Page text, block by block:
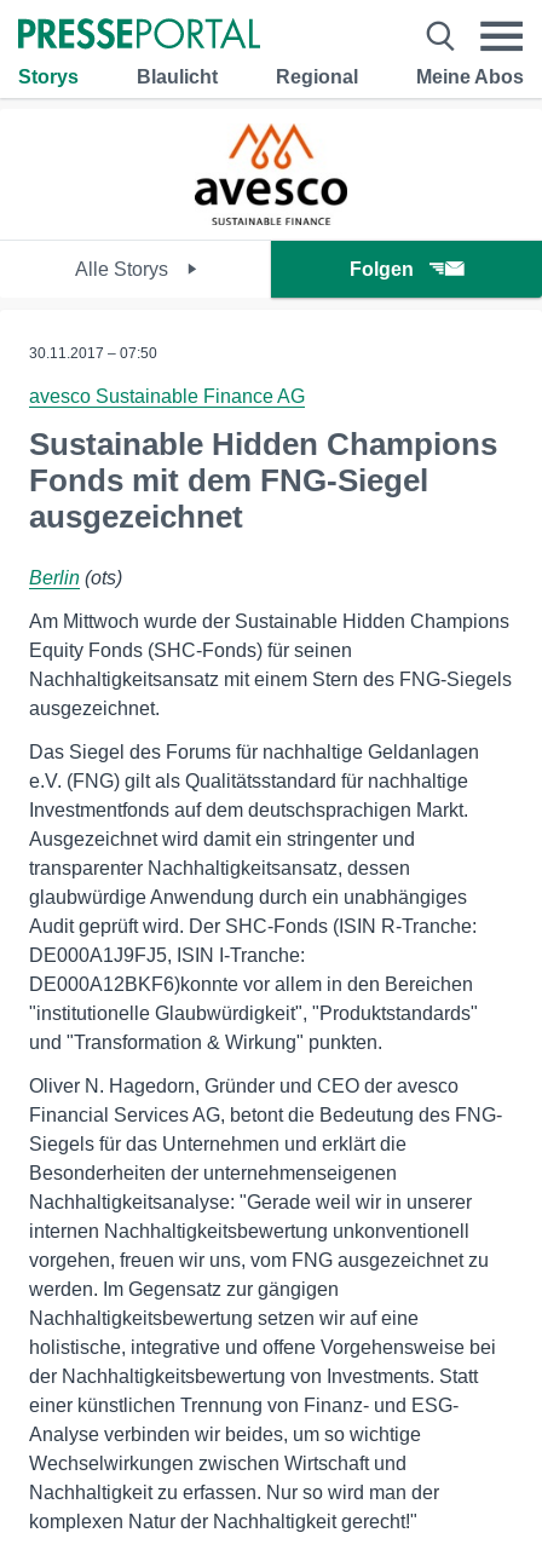
Storys Blaulicht Regional Meine Abos
Alle Storys Folgen
30.11.2017 – 07:50
avesco Sustainable Finance AG
Sustainable Hidden Champions
Fonds mit dem FNG-Siegel
ausgezeichnet
Berlin (ots)
Am Mittwoch wurde der Sustainable Hidden Champions
Equity Fonds (SHC-Fonds) für seinen
Nachhaltigkeitsansatz mit einem Stern des FNG-Siegels
ausgezeichnet.
Das Siegel des Forums für nachhaltige Geldanlagen
e.V. (FNG) gilt als Qualitätsstandard für nachhaltige
Investmentfonds auf dem deutschsprachigen Markt.
Ausgezeichnet wird damit ein stringenter und
transparenter Nachhaltigkeitsansatz, dessen
glaubwürdige Anwendung durch ein unabhängiges
Audit geprüft wird. Der SHC-Fonds (ISIN R-Tranche:
DE000A1J9FJ5, ISIN I-Tranche:
DE000A12BKF6)konnte vor allem in den Bereichen
"institutionelle Glaubwürdigkeit", "Produktstandards"
und "Transformation & Wirkung" punkten.
Oliver N. Hagedorn, Gründer und CEO der avesco
Financial Services AG, betont die Bedeutung des FNG-
Siegels für das Unternehmen und erklärt die
Besonderheiten der unternehmenseigenen
Nachhaltigkeitsanalyse: "Gerade weil wir in unserer
internen Nachhaltigkeitsbewertung unkonventionell
vorgehen, freuen wir uns, vom FNG ausgezeichnet zu
werden. Im Gegensatz zur gängigen
Nachhaltigkeitsbewertung setzen wir auf eine
holistische, integrative und offene Vorgehensweise bei
der Nachhaltigkeitsbewertung von Investments. Statt
einer künstlichen Trennung von Finanz- und ESG-
Analyse verbinden wir beides, um so wichtige
Wechselwirkungen zwischen Wirtschaft und
Nachhaltigkeit zu erfassen. Nur so wird man der
komplexen Natur der Nachhaltigkeit gerecht!"